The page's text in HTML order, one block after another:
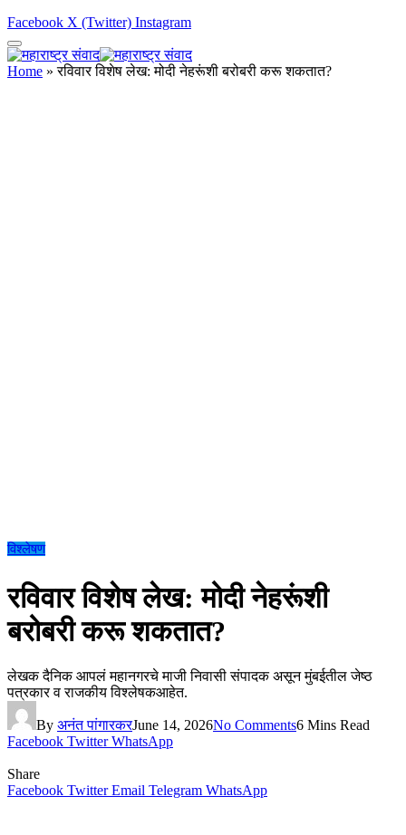
Facebook X (Twitter) Instagram
Home »रविवार विशेष लेख: मोदी नेहरूंशी बरोबरी करू शकतात?
विश्लेषण
रविवार विशेष लेख: मोदी नेहरूंशी
बरोबरी करू शकतात?
लेखक दैनिक आपलं महानगरचे माजी निवासी संपादक असून मुंबईतील जेष्ठ
पत्रकार व राजकीय विश्लेषकआहेत.
By अनंत पांगारकरJune 14, 2026No Comments6 Mins Read
Facebook Twitter WhatsApp
Share
Facebook Twitter Email Telegram WhatsApp